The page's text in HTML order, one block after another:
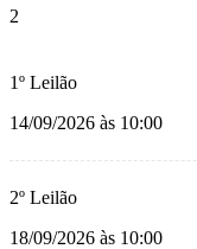
2
1º Leilão
14/09/2026 às 10:00
2º Leilão
18/09/2026 às 10:00